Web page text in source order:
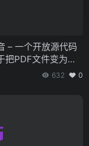
– 一个开放源代码
把PDF文件变为有
632 0